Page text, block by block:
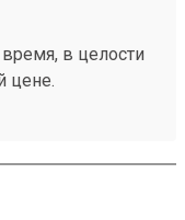
в целости
цене.